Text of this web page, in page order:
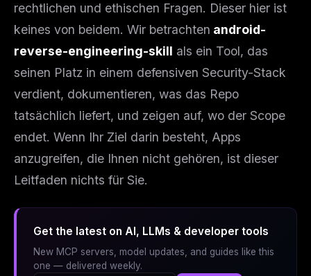
rechtlichen und ethischen Fragen. Dieser hier ist
keines von beidem. Wir betrachten android-
reverse-engineering-skill als ein Tool, das
seinen Platz in einem defensiven Security-Stack
verdient, dokumentieren, was das Repo
tatsächlich liefert, und zeigen auf, wo der Scope
endet. Wenn Ihr Ziel darin besteht, Apps
anzugreifen, die Ihnen nicht gehören, ist dieser
Leitfaden nichts für Sie.
Get the latest on AI, LLMs & developer tools
New MCP servers, model updates, and guides like this
one — delivered weekly.